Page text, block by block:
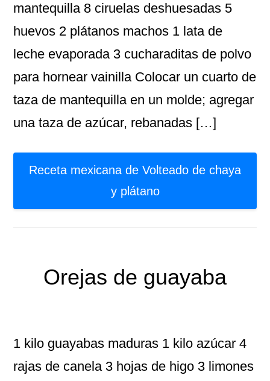
mantequilla 8 ciruelas deshuesadas 5
huevos 2 plátanos machos 1 lata de
leche evaporada 3 cucharaditas de polvo
para hornear vainilla Colocar un cuarto de
taza de mantequilla en un molde; agregar
una taza de azúcar, rebanadas […]
Receta mexicana de Volteado de chaya
y plátano
Orejas de guayaba
1 kilo guayabas maduras 1 kilo azúcar 4
rajas de canela 3 hojas de higo 3 limones